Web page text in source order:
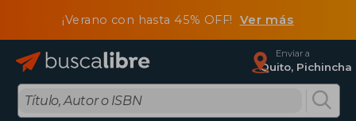
¡Verano con hasta 45% OFF! Ver más
Enviar a
Quito, Pichincha